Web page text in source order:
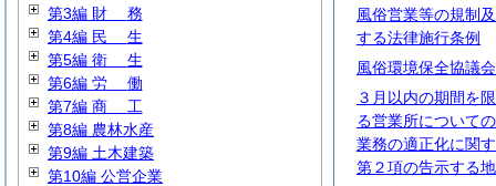
風俗営業等の規制
する法律施行条例
風俗環境保全協議
３月以内の期間を
る営業所について
業務の適正化に関
第２項の告示する
第3編 財 務
第4編 民 生
第5編 衛 生
第6編 労 働
第7編 商 工
第8編 農林水産
第9編 土木建築
第10編 公営企業